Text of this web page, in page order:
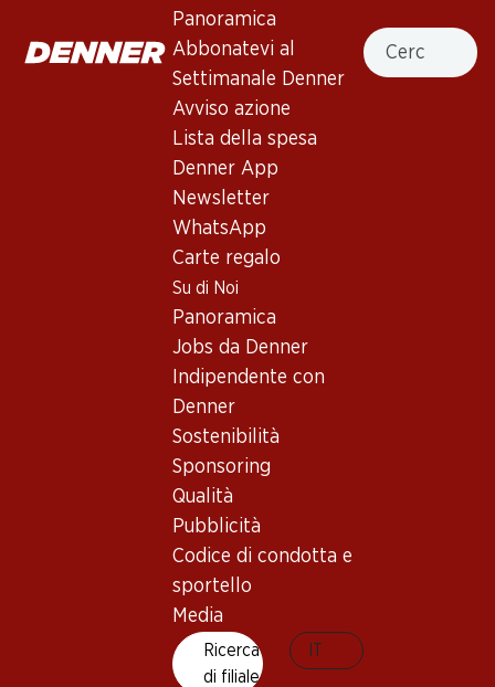
Panoramica
Abbonatevi al
Settimanale Denner
Avviso azione
Lista della spesa
Denner App
Newsletter
WhatsApp
Carte regalo
Su di Noi
Panoramica
Jobs da Denner
Indipendente con
Denner
Sostenibilità
Sponsoring
Qualità
Pubblicità
Codice di condotta e
sportello
Media
Ricerca
di filiale
Cercare
Vino rosso,Francia, Narbona
Rosso granata scuro e denso. Al naso aromi complessi di
frutta candita e spezie dolci, con note di cuoio e caffè. Al
palato è rotondo e morbido, con bei tannini ed eccellente
Buono a sapersi
Maturità di beva